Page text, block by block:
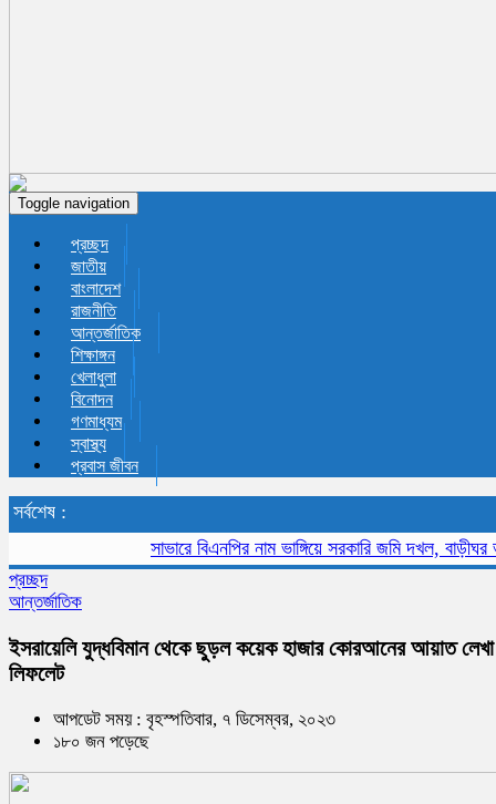
Toggle navigation
প্রচ্ছদ
জাতীয়
বাংলাদেশ
রাজনীতি
আন্তর্জাতিক
শিক্ষাঙ্গন
খেলাধুলা
বিনোদন
গণমাধ্যম
স্বাস্থ্য
প্রবাস জীবন
সর্বশেষ :
সাভারে বিএনপির নাম ভাঙ্গিয়ে সরকারি জমি দখল, বাড়ীঘর ভাংচুর
প্রচ্ছদ
আন্তর্জাতিক
ইসরায়েলি যুদ্ধবিমান থেকে ছুড়ল কয়েক হাজার কোরআনের আয়াত লেখা
লিফলেট
আপডেট সময় : বৃহস্পতিবার, ৭ ডিসেম্বর, ২০২৩
১৮০ জন পড়েছে